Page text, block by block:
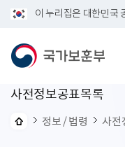
이 누리집은 대한민국
사전정보공표목록
정보 / 법령 사전